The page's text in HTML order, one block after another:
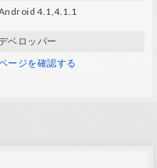
4.1,4.1.1
ベロッパー
ージを確認する